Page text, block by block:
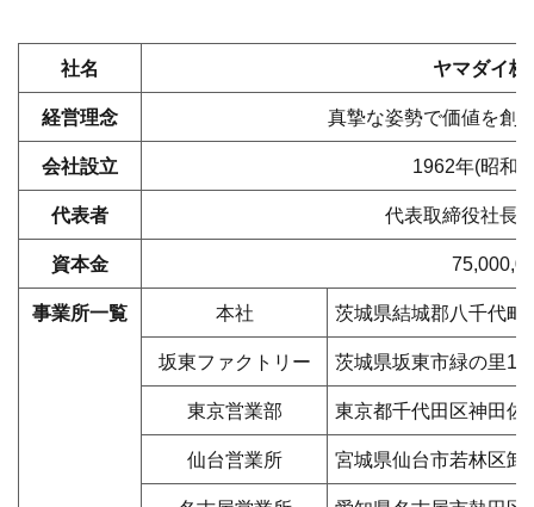
社名 ヤマダイ株
経営理念 真摯な姿勢で価値を創
会社設立 1962年(昭和
代表者 代表取締役社長
資本金
事業所一覧 本社 茨城県結城郡八千代町
坂東ファクトリー 茨城県坂東市緑の里14
東京営業部 東京都千代田区神田佐
仙台営業所 宮城県仙台市若林区